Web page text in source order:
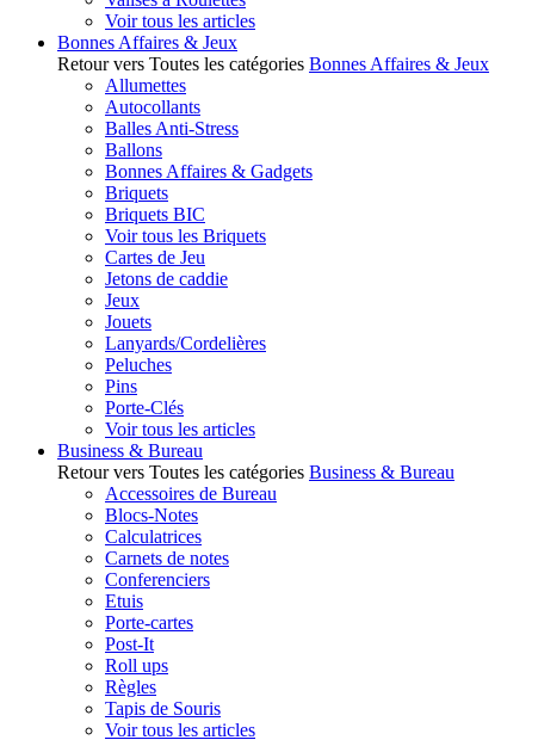
Voir tous les articles
Bonnes Affaires & Jeux
Retour vers Toutes les catégories Bonnes Affaires & Jeux
Allumettes
Autocollants
Balles Anti-Stress
Ballons
Bonnes Affaires & Gadgets
Briquets
Briquets BIC
Voir tous les Briquets
Cartes de Jeu
Jetons de caddie
Jeux
Jouets
Lanyards/Cordelières
Peluches
Pins
Porte-Clés
Voir tous les articles
Business & Bureau
Retour vers Toutes les catégories Business & Bureau
Accessoires de Bureau
Blocs-Notes
Calculatrices
Carnets de notes
Conferenciers
Etuis
Porte-cartes
Post-It
Roll ups
Règles
Tapis de Souris
Voir tous les articles